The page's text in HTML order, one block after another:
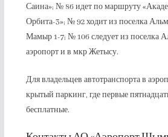
Саина»; № 86 идет по маршруту
Орбита-3»; № 92 ходит из поселка
Мамыр 1-7; № 106 следует из поселка
аэропорт и в мкр Жетысу.
Для владельцев автотранспорта в
крытый паркинг, где первые
бесплатные.